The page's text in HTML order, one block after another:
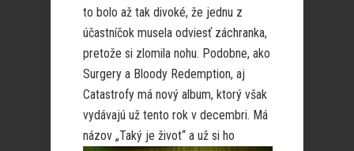
to bolo až tak divoké, že jednu z
účastníčok musela odviesť záchranka,
pretože si zlomila nohu. Podobne, ako
Surgery a Bloody Redemption, aj
Catastrofy má nový album, ktorý však
vydávajú už tento rok v decembri. Má
názov „Taký je život“ a už si ho